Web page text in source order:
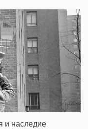
и наследие